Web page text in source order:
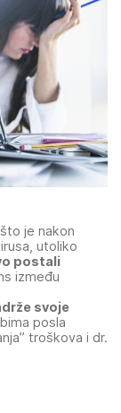
je nakon
utoliko
postali
između
svoje
posla
troškova i dr.